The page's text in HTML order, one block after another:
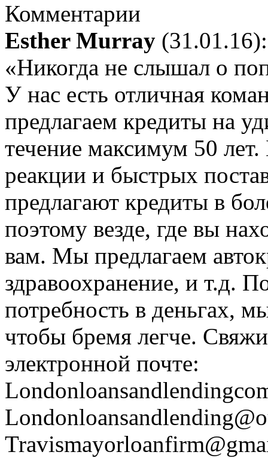
Комментарии
Esther Murray (31.01.16):
«Никогда не слышал о
У нас есть отличная
предлагаем кредиты на
течение максимум 50
реакции и быстрых
предлагают кредиты в
поэтому везде, где вы
вам. Мы предлагаем
здравоохранение, и т.д.
потребность в деньгах,
чтобы бремя легче.
электронной почте: